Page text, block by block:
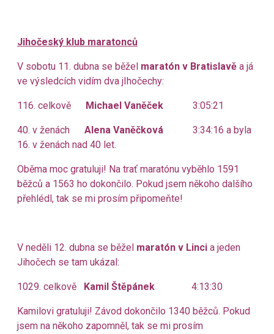
Jihočeský klub maratonců
V sobotu 11. dubna se běžel maratón v Bratislavě a já
ve výsledcích vidím dva jIhočechy:
116. celkově Michael Vaněček 3:05:21
40. v ženách Alena Vaněčková 3:34:16 a byla
16. v ženách nad 40 let.
Oběma moc gratuluji! Na trať maratónu vyběhlo 1591
běžců a 1563 ho dokončilo. Pokud jsem někoho dalšího
přehlédl, tak se mi prosím připomeňte!
V neděli 12. dubna se běžel maratón v Linci a jeden
Jihočech se tam ukázal:
1029. celkově Kamil Štěpánek 4:13:30
Kamilovi gratuluji! Závod dokončilo 1340 běžců. Pokud
jsem na někoho zapomněl, tak se mi prosím